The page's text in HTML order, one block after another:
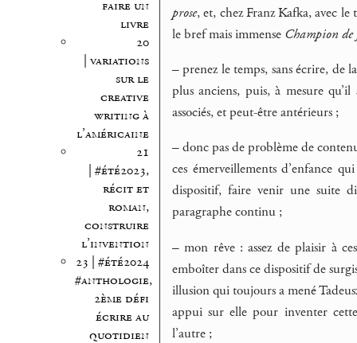
faire un
livre
20
| variations
sur le
creative
writing à
l’américaine
21
| #été2023,
récit et
roman,
construire
l’invention
23 | #été2024
#anthologie,
2ème défi
écrire au
quotidien
prose, et, chez Franz Kafka, avec le
le bref mais immense Champion de
–prenez le temps, sans écrire, de
plus anciens, puis, à mesure
associés, et peut-être antérieurs ;
–donc pas de problème de
ces émerveillements d’enfance
dispositif, faire venir une suite
paragraphe continu ;
–mon rêve : assez de plaisir à
emboîter dans ce dispositif de
illusion qui toujours a mené
appui sur elle pour inventer
l’autre ;